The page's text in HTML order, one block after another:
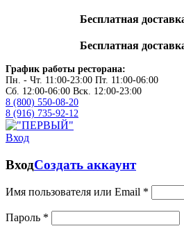
Бесплатная
Бесплатная
График работы ресторана:
Пн. - Чт. 11:00-23:00 Пт. 11:00-06:00
Сб. 12:00-06:00 Вск. 12:00-23:00
8 (800) 550-08-20
8 (916) 735-92-12
Вход
ВходСоздать аккаунт
Имя пользователя или Email *
Пароль *